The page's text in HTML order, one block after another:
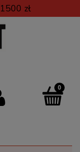
zł